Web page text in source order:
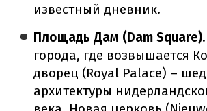
известный дневник.
Площадь Дам (Dam Square).
города, где возвышается
дворец (Royal Palace) –
архитектуры